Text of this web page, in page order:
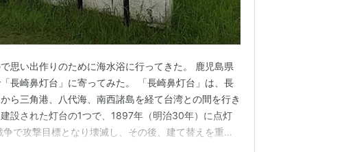
思い出作りのために海水浴に行ってきた。 鹿児島県
長崎鼻灯台」に寄ってみた。 「長崎鼻灯台」は、長
ら三角港、八代海、南西諸島を経て台湾との間を行き
設された灯台の1つで、1897年（明治30年）に点灯
で攻撃目標となり壊滅し、その後、建て替えを重